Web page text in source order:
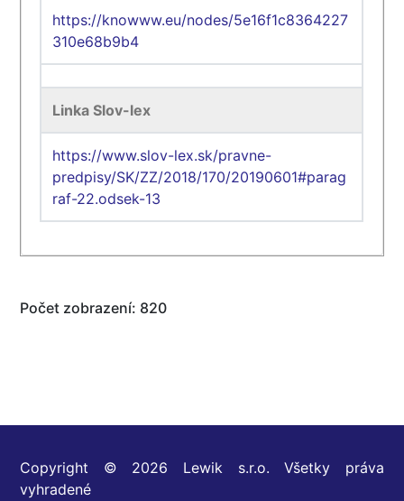
https://knowww.eu/nodes/5e16f1c8364227
310e68b9b4
Linka Slov-lex
https://www.slov-lex.sk/pravne-
predpisy/SK/ZZ/2018/170/20190601#parag
raf-22.odsek-13
Počet zobrazení: 820
Copyright © 2026 Lewik s.r.o. Všetky práva
vyhradené